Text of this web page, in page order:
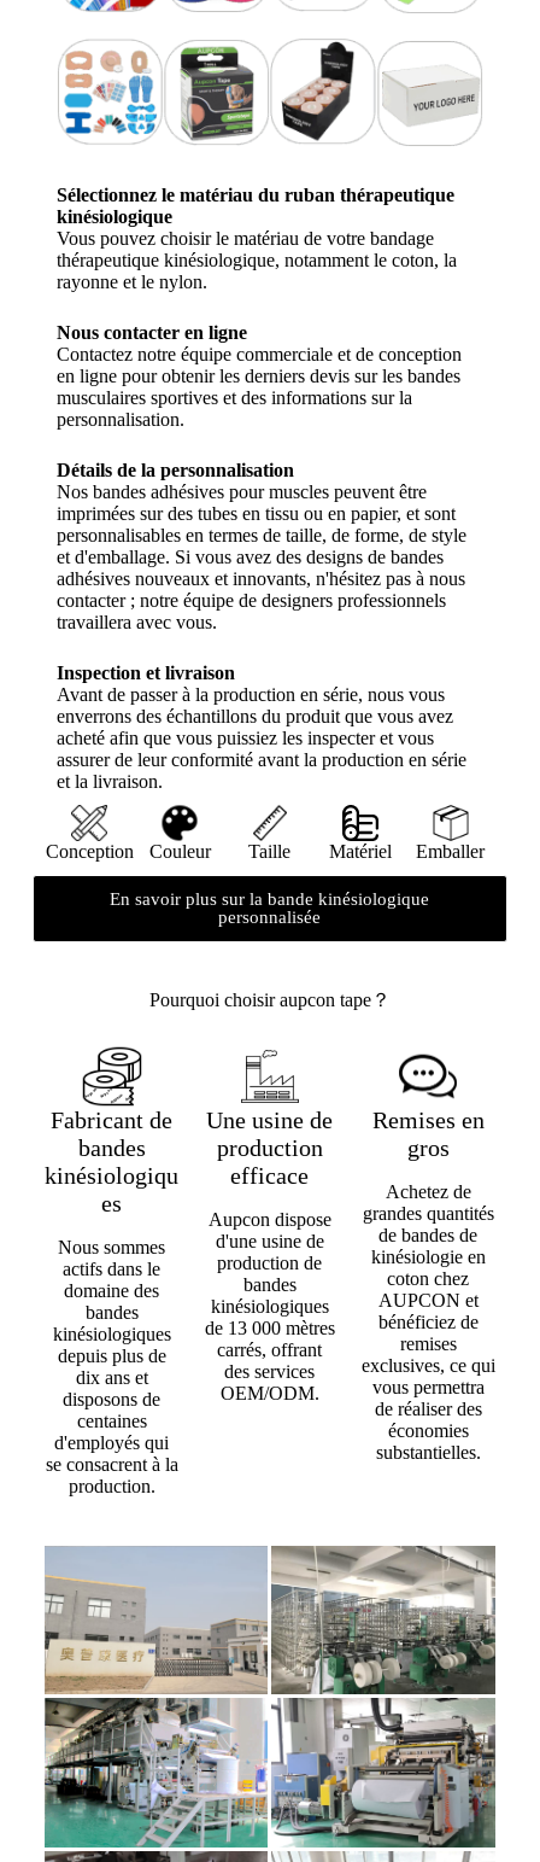
Sélectionnez le matériau du ruban thérapeutique
kinésiologique
Vous pouvez choisir le matériau de votre bandage
thérapeutique kinésiologique, notamment le coton, la
rayonne et le nylon.
Nous contacter en ligne
Contactez notre équipe commerciale et de conception
en ligne pour obtenir les derniers devis sur les bandes
musculaires sportives et des informations sur la
personnalisation.
Détails de la personnalisation
Nos bandes adhésives pour muscles peuvent être
imprimées sur des tubes en tissu ou en papier, et sont
personnalisables en termes de taille, de forme, de style
et d'emballage. Si vous avez des designs de bandes
adhésives nouveaux et innovants, n'hésitez pas à nous
contacter ; notre équipe de designers professionnels
travaillera avec vous.
Inspection et livraison
Avant de passer à la production en série, nous vous
enverrons des échantillons du produit que vous avez
acheté afin que vous puissiez les inspecter et vous
assurer de leur conformité avant la production en série
et la livraison.
Conception Couleur Taille Matériel Emballer
En savoir plus sur la bande kinésiologique
personnalisée
Pourquoi choisir aupcon tape？
AupconAupcon
Fabricant de
bandes
kinésiologiqu
es
Nous sommes
actifs dans le
domaine des
bandes
kinésiologiques
depuis plus de
dix ans et
disposons de
centaines
d'employés qui
se consacrent à la
production.
Une usine de
production
efficace
Aupcon dispose
d'une usine de
production de
bandes
kinésiologiques
de 13 000 mètres
carrés, offrant
des services
OEM/ODM.
Remises en
gros
Achetez de
grandes quantités
de bandes de
kinésiologie en
coton chez
AUPCON et
bénéficiez de
remises
exclusives, ce qui
vous permettra
de réaliser des
économies
substantielles.